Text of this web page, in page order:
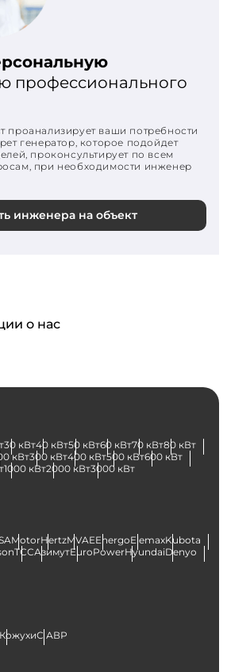
профессионального
проанализирует ваши потребности
генератор, которое подойдет
проконсультирует по всем
при необходимости инженер
инженера на объект
о нас
30 кВт40 кВт50 кВт60 кВт70 кВт80 кВт
кВт300 кВт400 кВт500 кВт600 кВт
1000 кВт2000 кВт3000 кВт
MotorHertzMVAEEnergoElemaxKubota
ТССАзимутEuroPowerHyundaiDenyo
КожухиС АВР